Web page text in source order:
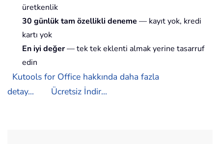
üretkenlik
30 günlük tam özellikli deneme — kayıt yok, kredi
kartı yok
En iyi değer— tek tek eklenti almak yerine tasarruf
edin
Kutools for Office hakkında daha fazla
detay...
Ücretsiz İndir...